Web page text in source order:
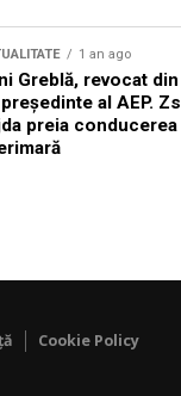
1 an ago
Greblă, revocat
al AEP.
preia conducerea
Cookie Policy